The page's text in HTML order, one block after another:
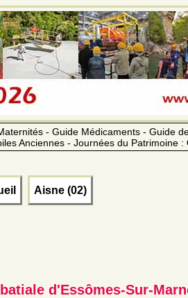
- Guide Médicaments - Guide
Anciennes - Journées du Patrimoine :
Aisne (02)
d'Essômes-Sur-